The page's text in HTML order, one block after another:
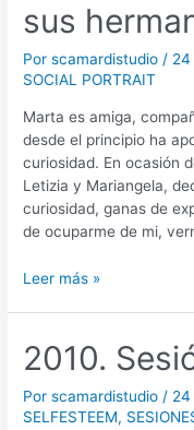
sus
Porscamardistudio / 24
SOCIAL PORTRAIT
Marta es amiga,
desde el principio ha
curiosidad. En ocasión
Letizia y Mariangela,
curiosidad, ganas de
de ocuparme de mi,
Leer más »
2010.
Porscamardistudio / 24
SELFESTEEM,